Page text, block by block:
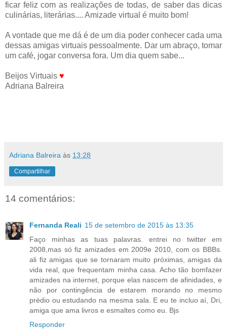
ficar feliz com as realizações de todas, de saber das dicas
culinárias, literárias.... Amizade virtual é muito bom!
A vontade que me dá é de um dia poder conhecer cada uma
dessas amigas virtuais pessoalmente. Dar um abraço, tomar
um café, jogar conversa fora. Um dia quem sabe...
Beijos Virtuais ♥
Adriana Balreira
Adriana Balreira às 13:28
Compartilhar
14 comentários:
Fernanda Reali 15 de setembro de 2015 às 13:35
Faço minhas as tuas palavras. entrei no twitter em
2008,mas só fiz amizades em 2009e 2010, com os BBBs.
ali fiz amigas que se tornaram muito próximas, amigas da
vida real, que frequentam minha casa. Acho tão bomfazer
amizades na internet, porque elas nascem de afinidades, e
não por contingência de estarem morando no mesmo
prédio ou estudando na mesma sala. E eu te incluo aí, Dri,
amiga que ama livros e esmaltes como eu. Bjs
Responder